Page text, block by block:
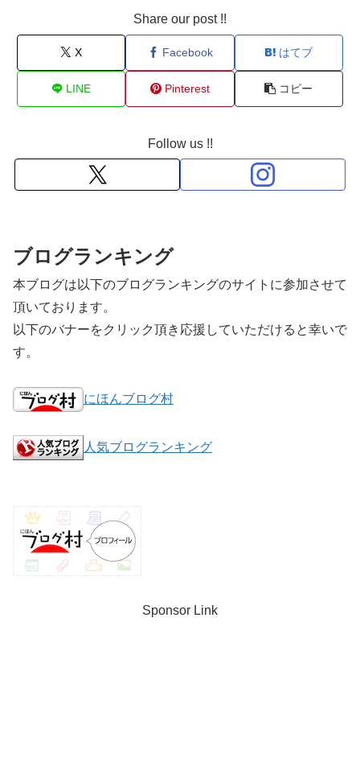
Share our post !!
X Facebook はてブ
LINE Pinterest コピー
Follow us !!
ブログランキング
本ブログは以下のブログランキングのサイトに参加させて
頂いております。
以下のバナーをクリック頂き応援していただけると幸いで
す。
にほんブログ村
人気ブログランキング
Sponsor Link